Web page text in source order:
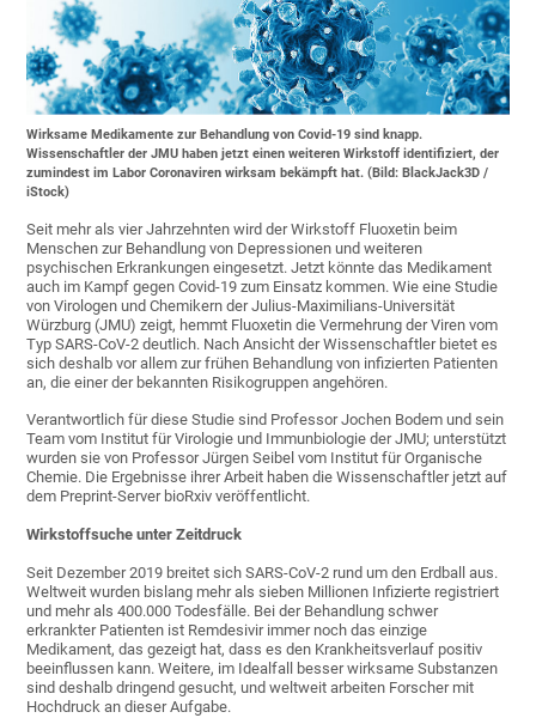
Wirksame Medikamente zur Behandlung von Covid-19 sind knapp.
Wissenschaftler der JMU haben jetzt einen weiteren Wirkstoff identifiziert, der
zumindest im Labor Coronaviren wirksam bekämpft hat. (Bild: BlackJack3D /
iStock)
Seit mehr als vier Jahrzehnten wird der Wirkstoff Fluoxetin beim
Menschen zur Behandlung von Depressionen und weiteren
psychischen Erkrankungen eingesetzt. Jetzt könnte das Medikament
auch im Kampf gegen Covid-19 zum Einsatz kommen. Wie eine Studie
von Virologen und Chemikern der Julius-Maximilians-Universität
Würzburg (JMU) zeigt, hemmt Fluoxetin die Vermehrung der Viren vom
Typ SARS-CoV-2 deutlich. Nach Ansicht der Wissenschaftler bietet es
sich deshalb vor allem zur frühen Behandlung von infizierten Patienten
an, die einer der bekannten Risikogruppen angehören.
Verantwortlich für diese Studie sind Professor Jochen Bodem und sein
Team vom Institut für Virologie und Immunbiologie der JMU; unterstützt
wurden sie von Professor Jürgen Seibel vom Institut für Organische
Chemie. Die Ergebnisse ihrer Arbeit haben die Wissenschaftler jetzt auf
dem Preprint-Server bioRxiv veröffentlicht.
Wirkstoffsuche unter Zeitdruck
Seit Dezember 2019 breitet sich SARS-CoV-2 rund um den Erdball aus.
Weltweit wurden bislang mehr als sieben Millionen Infizierte registriert
und mehr als 400.000 Todesfälle. Bei der Behandlung schwer
erkrankter Patienten ist Remdesivir immer noch das einzige
Medikament, das gezeigt hat, dass es den Krankheitsverlauf positiv
beeinflussen kann. Weitere, im Idealfall besser wirksame Substanzen
sind deshalb dringend gesucht, und weltweit arbeiten Forscher mit
Hochdruck an dieser Aufgabe.